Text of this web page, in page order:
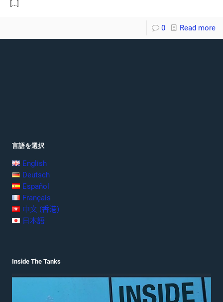
[…]
0 Read more
言語を選択
English
Deutsch
Español
Français
中文 (香港)
日本語
Inside The Tanks